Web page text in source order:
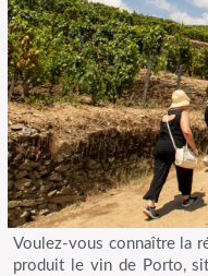
Voulez-vous connaître la
produit le vin de Porto,